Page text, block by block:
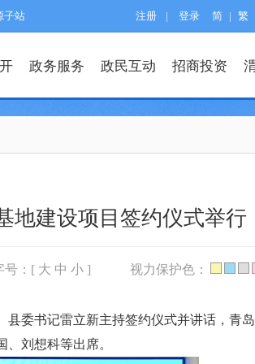
子站 注册 | 登录 简 | 繁
政务服务 政民互动 招商投资
地建设项目签约仪式举行
号：[ 大 中 小 ] 视力保护色：
委书记雷立新主持签约仪式并讲话，青
刘想科等出席。